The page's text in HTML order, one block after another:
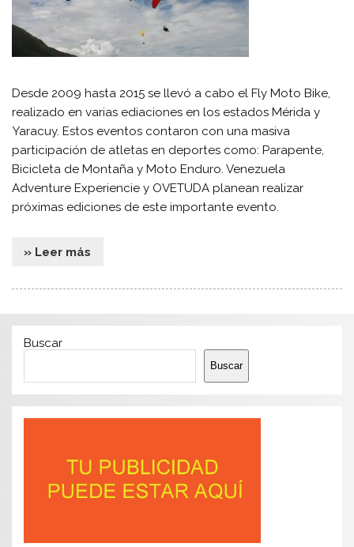
Desde 2009 hasta 2015 se llevó a cabo el Fly Moto Bike,
realizado en varias ediaciones en los estados Mérida y
Yaracuy. Estos eventos contaron con una masiva
participación de atletas en deportes como: Parapente,
Bicicleta de Montaña y Moto Enduro. Venezuela
Adventure Experiencie y OVETUDA planean realizar
próximas ediciones de este importante evento.
» Leer más
Buscar
Buscar